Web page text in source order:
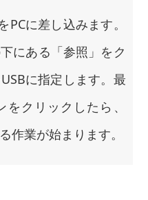
PCに差し込みます。
にある「参照」をク
に指定します。最
クリックしたら、
作業が始まります。